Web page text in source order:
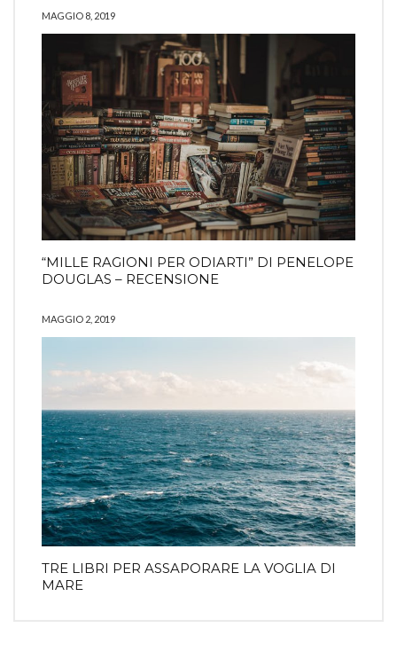
MAGGIO 8, 2019
“MILLE RAGIONI PER ODIARTI” DI PENELOPE
DOUGLAS – RECENSIONE
MAGGIO 2, 2019
TRE LIBRI PER ASSAPORARE LA VOGLIA DI
MARE